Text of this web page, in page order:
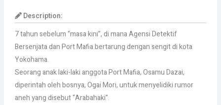
Description:
7 tahun sebelum “masa kini”, di mana Agensi Detektif
Bersenjata dan Port Mafia bertarung dengan sengit di kota
Yokohama.
Seorang anak laki-laki anggota Port Mafia, Osamu Dazai,
diperintah oleh bosnya, Ogai Mori, untuk menyelidiki rumor
aneh yang disebut “Arabahaki”.